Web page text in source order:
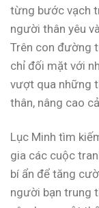
từng bước vạch
người thân yêu
Trên con đường
chỉ đối mặt với
vượt qua những
thân, nâng cao
Lục Minh tìm
gia các cuộc
bí ẩn để tăng
người bạn trung